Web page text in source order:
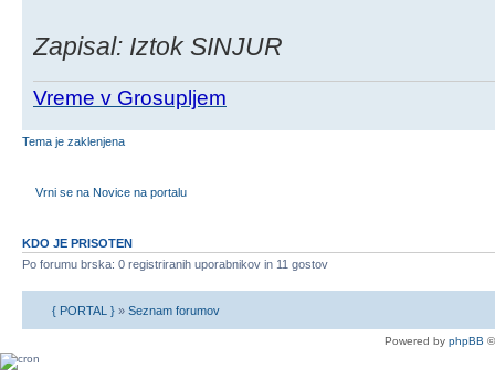
Zapisal: Iztok SINJUR
Vreme v Grosupljem
Tema je zaklenjena
Vrni se na Novice na portalu
KDO JE PRISOTEN
Po forumu brska: 0 registriranih uporabnikov in 11 gostov
{ PORTAL } » Seznam forumov
Powered by phpBB